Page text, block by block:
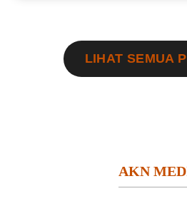
LIHAT SEMUA
AKN